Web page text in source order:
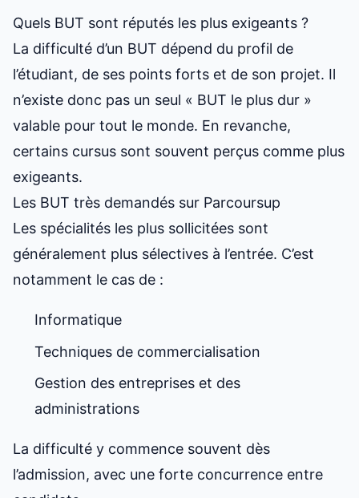
Quels BUT sont réputés les plus exigeants ?
La difficulté d’un BUT dépend du profil de
l’étudiant, de ses points forts et de son projet. Il
n’existe donc pas un seul « BUT le plus dur »
valable pour tout le monde. En revanche,
certains cursus sont souvent perçus comme plus
exigeants.
Les BUT très demandés sur Parcoursup
Les spécialités les plus sollicitées sont
généralement plus sélectives à l’entrée. C’est
notamment le cas de :
Informatique
Techniques de commercialisation
Gestion des entreprises et des
administrations
La difficulté y commence souvent dès
l’admission, avec une forte concurrence entre